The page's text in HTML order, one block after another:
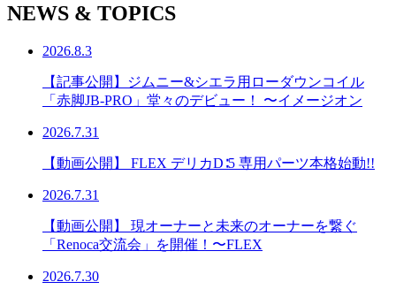
NEWS & TOPICS
2026.8.3
【記事公開】ジムニー&シエラ用ローダウンコイル
「赤脚JB-PRO」堂々のデビュー！ 〜イメージオン
2026.7.31
【動画公開】 FLEX デリカD∶5 専用パーツ本格始動!!
2026.7.31
【動画公開】 現オーナーと未来のオーナーを繋ぐ
「Renoca交流会」を開催！〜FLEX
2026.7.30